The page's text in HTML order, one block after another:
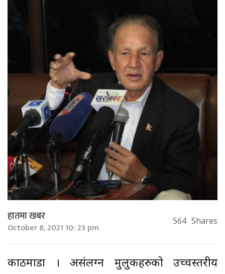
हातमा खबर
October 8, 2021 10: 23 pm 564 Shares
काठमाडौं । असंलग्न मुलुकहरुको उच्चस्तरीय